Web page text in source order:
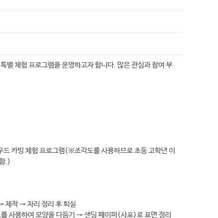
별 체험 프로그램을 운영하고자 합니다. 많은 관심과 참여 부
카빙 체험 프로그램(※조각도를 사용하므로 초등 고학년 이
.)
작 → 자리 정리 후 퇴실
사용하여 모양을 다듬기 → 샌딩 페이퍼(사포)로 표면 정리